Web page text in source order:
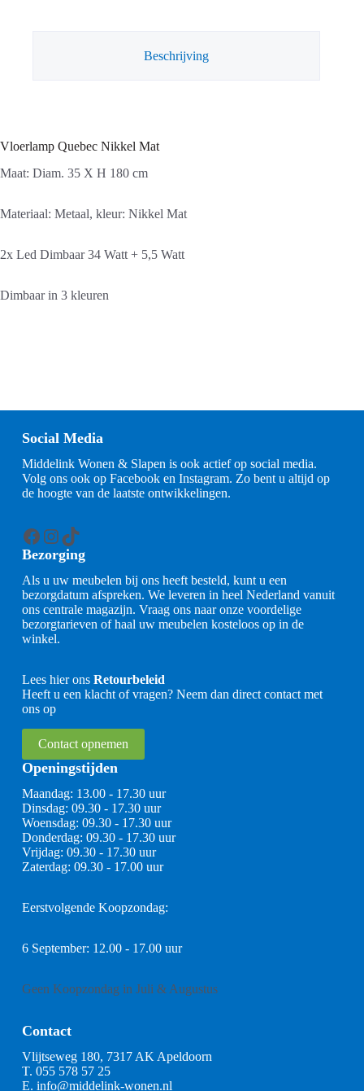
Beschrijving
Vloerlamp Quebec Nikkel Mat
Maat: Diam. 35 X H 180 cm
Materiaal: Metaal, kleur: Nikkel Mat
2x Led Dimbaar 34 Watt + 5,5 Watt
Dimbaar in 3 kleuren
Social Media
Middelink Wonen & Slapen is ook actief op social media.
Volg ons ook op Facebook en Instagram. Zo bent u altijd op
de hoogte van de laatste ontwikkelingen.
Facebook
Instagram
TikTok
Bezorging
Als u uw meubelen bij ons heeft besteld, kunt u een
bezorgdatum afspreken. We leveren in heel Nederland vanuit
ons centrale magazijn. Vraag ons naar onze voordelige
bezorgtarieven of haal uw meubelen kosteloos op in de
winkel.
Lees hier ons Retourbeleid
Heeft u een klacht of vragen? Neem dan direct contact met
ons op
Contact opnemen
Openingstijden
Maandag: 13.00 - 17.30 uur
Dinsdag: 09.30 - 17.30 uur
Woensdag: 09.30 - 17.30 uur
Donderdag: 09.30 - 17.30 uur
Vrijdag: 09.30 - 17.30 uur
Zaterdag: 09.30 - 17.00 uur
Eerstvolgende Koopzondag:
6 September: 12.00 - 17.00 uur
Geen Koopzondag in Juli & Augustus
Contact
Vlijtseweg 180, 7317 AK Apeldoorn
T. 055 578 57 25
E. info@middelink-wonen.nl